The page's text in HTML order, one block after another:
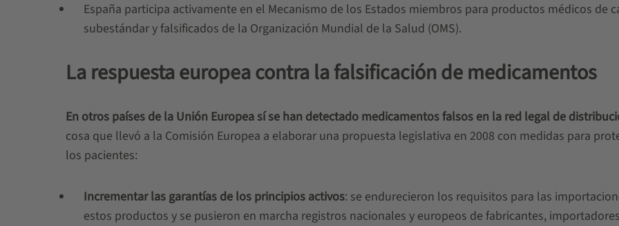
España participa activamente en el Mecanismo de los Estados miembros para productos médicos de
subestándar y falsificados de la Organización Mundial de la Salud (OMS).
La respuesta europea contra la falsificación de medicamentos
En otros países de la Unión Europea sí se han detectado medicamentos falsos en la red legal de
cosa que llevó a la Comisión Europea a elaborar una propuesta legislativa en 2008 con medidas para
los pacientes:
Incrementar las garantías de los principios activos: se endurecieron los requisitos para las
estos productos y se pusieron en marcha registros nacionales y europeos de fabricantes,